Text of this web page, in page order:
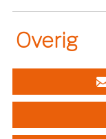
Overig